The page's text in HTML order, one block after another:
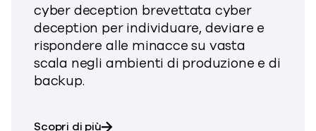
cyber deception brevettata cyber
deception per individuare, deviare e
rispondere alle minacce su vasta
scala negli ambienti di produzione e di
backup.
Scopri di piùsu Threatwise®